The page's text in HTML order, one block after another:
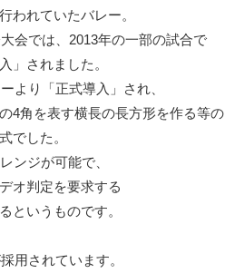
われていたバレー。
会では、2013年の一部の試合で
」されました。
より「正式導入」され、
4角を表す横長の長方形を作る等の
でした。
ンジが可能で、
オ判定を要求する
というものです。
用されています。